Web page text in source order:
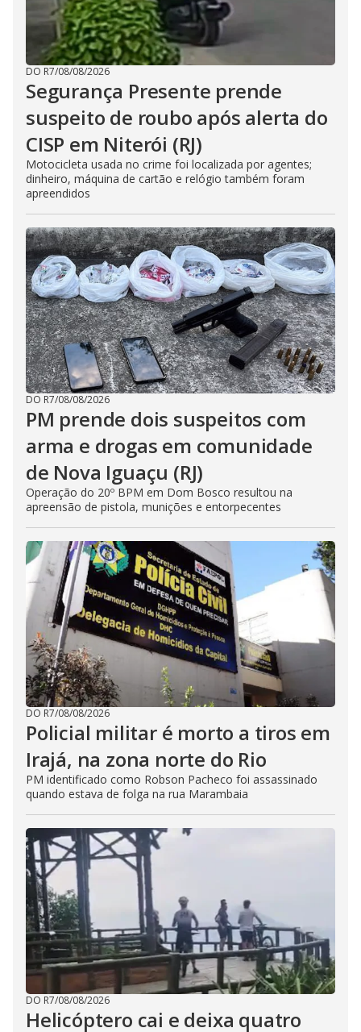
DO R7/08/08/2026
Segurança Presente prende
suspeito de roubo após alerta do
CISP em Niterói (RJ)
Motocicleta usada no crime foi localizada por agentes;
dinheiro, máquina de cartão e relógio também foram
apreendidos
DO R7/08/08/2026
PM prende dois suspeitos com
arma e drogas em comunidade
de Nova Iguaçu (RJ)
Operação do 20º BPM em Dom Bosco resultou na
apreensão de pistola, munições e entorpecentes
DO R7/08/08/2026
Policial militar é morto a tiros em
Irajá, na zona norte do Rio
PM identificado como Robson Pacheco foi assassinado
quando estava de folga na rua Marambaia
DO R7/08/08/2026
Helicóptero cai e deixa quatro